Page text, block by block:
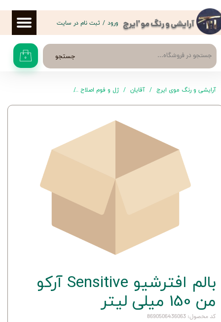
آرایشی و رنگ مو 'ایرج
جستجو ۰
ورود / ثبت نام در سایت
حساب کاربری من
تغییر گذر واژه
سفارشات
خروج از حساب کاربری
آرایشی و رنگ موی ایرج آقایان ژل و فوم اصلاح
بالم افترشیو Sensitive آركو
من 150 میلی لیتر
کد محصول: 8690506436063